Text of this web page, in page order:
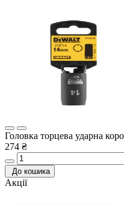
Головка торцева ударна
274 ₴
До кошика
Акції